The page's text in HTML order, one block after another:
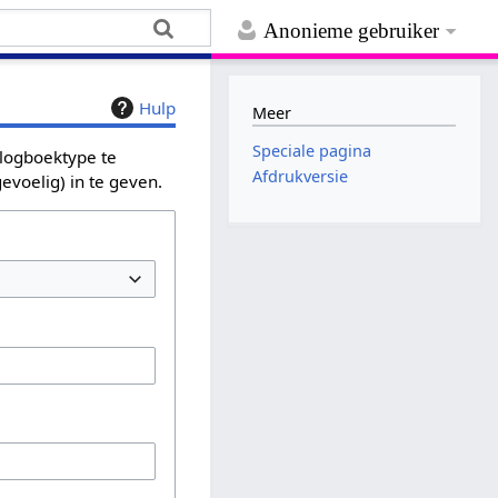
Anonieme gebruiker
Hulp
te
in te geven.
Meer
Speciale pagina
Afdrukversie